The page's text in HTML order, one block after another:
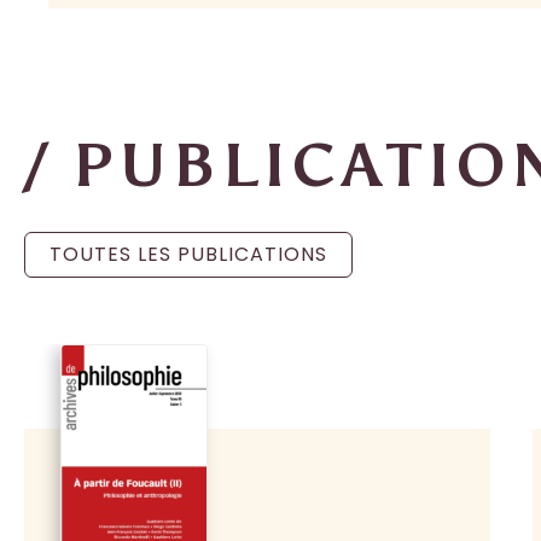
/
TOUTES LES PUBLICATIONS